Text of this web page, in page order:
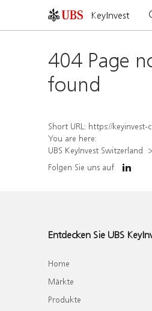
KeyInvest
404 Page
found
Short URL: https://keyinvest-ch.ubs.com/
You are here:
UBS KeyInvest Switzerland
Folgen Sie uns auf
Entdecken Sie UBS
Home
Märkte
Produkte